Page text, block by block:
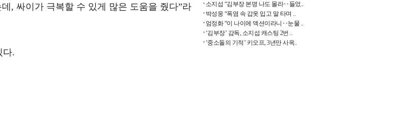
, 싸이가 극복할 수 있게 많은 도움을 줬다”라
다.
소지섭 “김부장 본명 나도 몰라‥들었..
박성웅 “폭염 속 갑옷 입고 말 타며 ..
엄정화 “이 나이에 액션이라니‥눈물 ..
‘김부장’ 감독, 소지섭 캐스팅 2번 ..
‘중소돌의 기적’ 키오프, 3년만 사옥..